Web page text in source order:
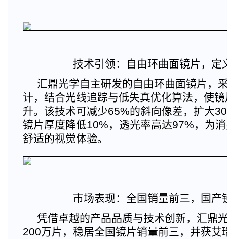
技术引领：自由环曲面镜片，定
汇鼎光学自主研发的自由环曲面镜片，
计，结合光线追踪与低失真优化算法，使
升。该技术可减少65%的斜向像差，扩大
镜片厚度降低10%，透光率高达97%，为
舒适的视觉体验。
市场表现：全国销量前三，国产
凭借卓越的产品品质与技术创新，汇鼎
200万片，稳居全国镜片销量前三，并获艾